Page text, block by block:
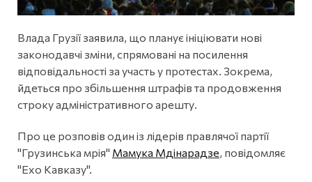
Влада Грузії заявила, що планує ініціювати нові
законодавчі зміни, спрямовані на посилення
відповідальності за участь у протестах. Зокрема,
йдеться про збільшення штрафів та продовження
строку адміністративного арешту.
Про це розповів один із лідерів правлячої партії
"Грузинська мрія" Мамука Мдінарадзе, повідомляє
"Ехо Кавказу".